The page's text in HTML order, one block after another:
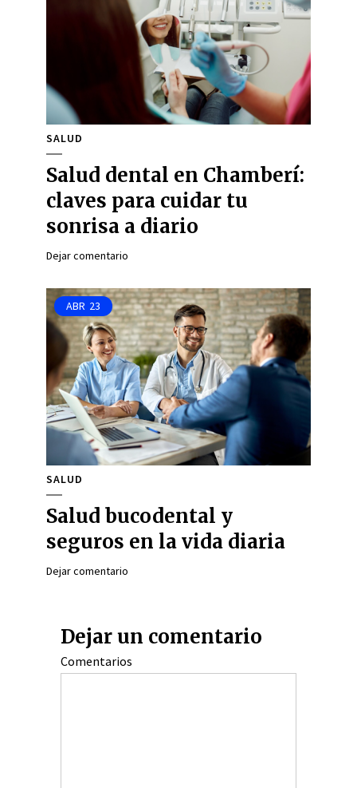
SALUD
Salud dental en Chamberí:
claves para cuidar tu
sonrisa a diario
Dejar comentario
ABR 23
SALUD
Salud bucodental y
seguros en la vida diaria
Dejar comentario
Dejar un comentario
Comentarios